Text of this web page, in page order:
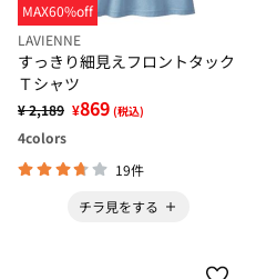
MAX60%off
LAVIENNE
すっきり細見えフロントタック
Ｔシャツ
¥ 2,189 ¥869 (税込)
4colors
19件
チラ見をする